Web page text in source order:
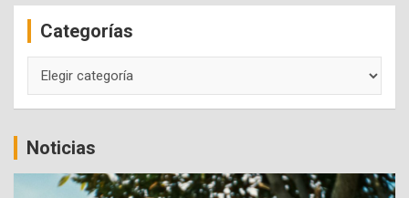
c
Categorías
Noticias